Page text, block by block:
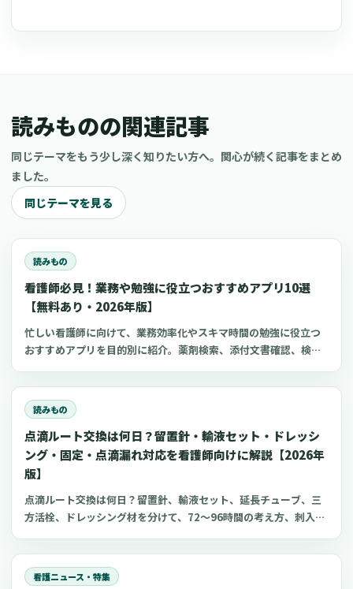
読みものの関連記事
同じテーマをもう少し深く知りたい方へ。関心が続く記事をまとめ
ました。
同じテーマを見る
読みもの
看護師必見！業務や勉強に役立つおすすめアプリ10選
【無料あり・2026年版】
忙しい看護師に向けて、業務効率化やスキマ時間の勉強に役立つ
おすすめアプリを目的別に紹介。薬剤検索、添付文書確認、検査
心電図学習、シフト管理など、現場や復職準備で使いやすいアプ
リをまとめました。
読みもの
点滴ルート交換は何日？留置針・輸液セット・ドレッシ
ング・固定・点滴漏れ対応を看護師向けに解説【2026年
版】
点滴ルート交換は何日？留置針、輸液セット、延長チューブ、三
方活栓、ドレッシング材を分けて、72〜96時間の考え方、刺入部
看護ニュース・特集